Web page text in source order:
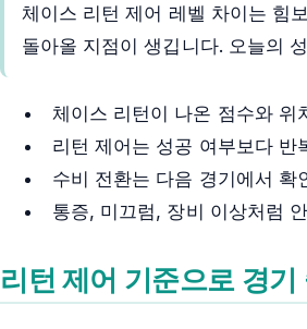
체이스 리턴 제어 레벨 차이는 힘
돌아올 지점이 생깁니다. 오늘의
체이스 리턴이 나온 점수와 위
리턴 제어는 성공 여부보다 반
수비 전환는 다음 경기에서 확
통증, 미끄럼, 장비 이상처럼
리턴 제어 기준으로 경기